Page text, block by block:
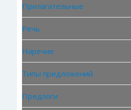
Прилагательные
Речь
Наречие
Типы предложений
Предлоги